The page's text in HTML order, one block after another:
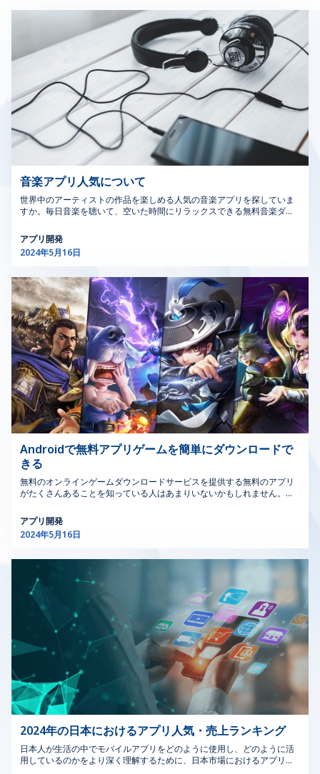
るために複雑さを減らすことに焦点を当てることが多いで
す。 一貫性：すべての要素にわたって一貫したデザイン
言語を維持することが重要です。組み込み用のシカゴのUI
デザインにおいて、この一貫性は、ユーザーがシームレス
な体験をすることを保証します。 フィードバックと反
応：ボタンの押下やフォームの送信など、ユーザーアクシ
ョンに対する即時のフィードバックが重要です。シカゴの
ユーザーは、反応性が高くインタラクティブなデザインを
期待しています。 アクセシビリティ：障害を持つユーザ
ーを含むすべてのユーザーがアクセスできるインターフェ
ースをデザインすることが、シカゴの包摂的なテクノロジ
ー環境ではますます重要です。 視覚的階層：良いUIデザ
インは、視覚的階層を使用してユーザーをコンテンツに導
きます。シカゴのデザイナーは、サイズ、色、レイアウト
を活用して主要な要素を強調し、ユーザーの旅をスムーズ
にします。 これらの原則をマスターすることで、UIデザ
インのスキルを向上させることができます。シカゴのUIデ
として進化する場合でも、これらの基本を適用すること
で、シカゴの競争の激しいテクノロジー分野で際立つユー
ザー体験を作成する手助けができます。 >>>詳しくはこち
ら：効果的な SaaS アウトソーシング開発のための 10 つ
の重要なヒント 2.シカゴのUIデザイナーの役割 シカゴの
UIデザイナーとして、ユーザーを引き付け、エンゲージさ
せるデジタル体験を形作る最前線に立っています。あなた
の役割は、単に美しい画面をデザインすることにとどまら
ず、さまざまなプラットフォームでのユーザーインタラク
ションを向上させる機能的で直感的なインターフェースを
作成することです。 この役割では、他のデザイン専門
家、開発者、ステークホルダーと密接に協力し、デザイン
がプロジェクトの目標とユーザーのニーズに合致するよう
にします。主要な責任には以下が含まれます。 デザイン
の作成：ウェブサイト、モバイルアプリ、その他のデジタ
ル製品のために、視覚的に魅力的でユーザーフレンドリー
なインターフェースを作成します。デザインはユーザーの
ニーズと地元の好みに合致し、シカゴのユニークな雰囲気
を反映する必要があります。 ユーザーリサーチ：ユーザ
ーの行動と好みを理解することは重要な役割を果たしま
す。リサーチを実施することで、シカゴの多様なユーザー
インできます。これにはフィードバックを収集し、実際の
ユーザーインタラクションに基づいてデザインを改善する
トマネージャー、および他のステークホルダーと密接に協
力することが最も重要です。シカゴのUIデザイナーとし
て、デザインビジョンを明確に伝え、それが機能的な製品
に効果的に変換されることを保証する必要があります。
プロトタイピングとテスト：プロトタイプを作成し、ユー
ザビリティテストを実施することが仕事の重要な部分で
す。これらの活動は、製品の最終リリース前にデザインの
問題を特定し解決するのに役立ち、スムーズなユーザー体
験を保証します。 最新情報の保持：シカゴのテクノロジ
ー環境は迅速に進化しています。組み込み用のシカゴのUI
デザインを含む最新のUIデザイントレンドを把握し続ける
ことが、分野での関連性と競争力を維持するために重要で
す。 地元の求人市場、特にシカゴのUIデザイナーの給与
を理解することで、キャリアパスをうまくナビゲートし、
現実的な目標を設定するのに役立ちます。これらの分野で
優れることで、スキルを高め、シカゴの活気あるテクノロ
ジーコミュニティに大きく貢献することができます。 3.組
ることを確認します。 プロセス安全性管理：プロセス安
全性管理ソフトウェアを通じて、業務変更に関連するリス
クを特定し、軽減します。 インシデント管理：多くの場
合、安全監査ソフトウェアによってサポートされます。
これらのプロセスを自動化し、整理することで、変更管理
MOCソフトウェアは、組織の安全性の向上、コンプライ
アンスの維持、業務効率の強化を支援します。石油・ガ
ス、製造業、その他のリスクの高い部門など、変更が重大
な影響を及ぼす可能性のある業界には不可欠です。 産業
変更管理ソフトウェアと業務変更管理ソフトウェアは、変
更を効果的に管理する能力をさらに強化し、手続き変更管
理システムとワークフロー変更管理ツールは、スムーズな
移行とコンプライアンスを保証します。 >>> もっと見
る：共同開発ソフトウェアの力：効率性と革新性の向上
2．変更管理ソフトウェアを使用する10つのメリット 変更
管理（MOC）ソフトウェアは、組織が業務内の変更を処
理する方法を大幅に強化するさまざまな利点を提供しま
で、MOCソフトウェアは変更管理プロセスを合理化し、
最適化するように設計されています。ここでは、この強力
な変更管理ソフトウェアを使用する利点のトップ10を詳
しく見ていきます。 2.1. コンプライアンス管理の強化
MOCソフトウェアは、すべての変更が関連規制および社
内ポリシーに準拠していることを保証します。コンプライ
アンス要件の追跡を自動化し、規制変更に関するリアルタ
イムの更新とアラートを提供します。この機能は、組織が
業界標準を満たし、高額な罰金を回避するのに役立つた
め、法規制コンプライアンス・ソフトウェアにとって不可
欠なツールとなっています。 2.2．安全管理の改善 安全プ
ロトコルを変更管理プロセスに直接統合するMOCソフト
ウェアは、実施前に潜在的な安全上の問題を特定し、対処
するのに役立ちます。安全に対するこの積極的なアプロー
チは、すべての変更が安全への影響を評価されるようにす
ることで、安全管理ソフトウェアを強化し、職場事故やイ
ンシデントのリスクを低減します。 2.3．合理化された変
更の影響分析 MOCソフトウェアは、提案された変更が既
存のプロセスやシステムに与える潜在的な影響を評価する
ための堅牢なツールを提供します。これには、変更が安全
性、コンプライアンス、業務効率に与える影響の評価も含
組織は十分な情報に基づいた意思決定を行い、変更が実行
される前に悪影響を軽減することができます。 2.4．効率
スクを特定、分析、優先順位付けすることで、リスク評価
への構造的なアプローチを促進します。変更管理のための
リスクアセスメントソフトウェアをサポートすることで、
組織は潜在的なリスクにプロアクティブに対処し、緩和戦
略を策定し、問題の拡大を防ぐことができます。 2.5．よ
り良い環境安全衛生（EHS）管理 MOCソフトウェアは、
EHSへの配慮を変更管理プロセスに統合し、変更が環境安
全衛生ソフトウェア規制に準拠していることを保証しま
す。環境・安全リスクをより効果的に管理し、持続可能な
慣行を促進し、従業員と環境の両方を保護します。 >>>も
っと見る：効果的なSaaSアウトソーシング開発のための
10の重要なヒント 2.6．効果的なハザード管理 ハザードの
特定、評価、管理のための機能を備えたMOCソフトウェ
アは、ハザード管理ソフトウェアをサポートします。これ
により、組織は徹底したハザード分析を実施し、管理策を
実施し、ハザード軽減戦略の効果を追跡することができ、
全体的な安全性を高め、事故の可能性を低減することがで
音楽アプリ人気について
世界中のアーティストの作品を楽しめる人気の音楽アプリを探していま
すか。毎日音楽を聴いて、空いた時間にリラックスできる無料音楽ダウ
本での音楽アプリ人気を以下の記事で調べましょう。 1.「Apple
Music」音楽アプリ Iphoneのおすすめ音楽アプリ のApple Music はス
マートフォンの音楽アプリのトップです。Apple Musicでは、ロスレス
オーディオや空間オーディオなど、高品質な音楽を楽しむことができま
す。 Apple Musicは、オンラインで音楽を聴いたり、オフラインで保存
したりできる楽曲アプリです。音楽を楽しんだり、ミュージックビデオ
や世界中でApple Musicのライブ放送を視聴することができます。音楽
業界のトップアーティストのほとんどがApple Musicに登録していま
す。 加えて、Apple Musicは多くの独占コンテンツや貴重なビデオも提
供しています。ユーザーは国際的なアーティストのインタビューを見る
ことができます。これは、音楽製品以外にもアーティストについてもっ
と知りたいユーザーにとって素晴らしい体験です。 Apple Musicは音質
にもこだわっていますので、その音楽アプリ人気は世界的に広がってい
ます。通常プランを利用すれば、プレミアムロスレス音質と驚きの
Dolby Atmos技術を体験できます。 Apple Musicは、高音質な音楽を個
人端末にダウンロードしたい方におすすめの有料音楽アプリです。 さら
に、Apple Musicの優れた特徴は、ユーザーが好きな曲を選び、それを
写真アルバムのBGMとして追加できることです。これらの曲はiPhoneの
大切な写真にお気に入りの曲を組み込めば、思い出がより際立つだろ
う。 >>> もっと見る: 高水準と創造的なモバイルアプリ開発 2.
「Amazon Music Unlimited」無料音楽アプリ Amazon Music
Unlimitedの音楽アプリ人気は非常に広く、日本のほとんどのユーザーが
このアプリから無料で音楽をダウンロードすることができます。
リです。ユーザーは無制限に無料で音楽を聴いたり、他のジャンルのコ
ンテンツを見たりすることができます。より多くの機能やプログラムを
楽しみたい場合は、プライム会員に登録することができます。 すでに人
楽サービスというAmazon Music HDが楽しめ、Spatial Audioのホログ
ラフィック効果で音楽を体験できます。電子書籍や動画に加え、多彩な
番組を追加料金なしで楽しみたいのであれば、Amazonのプライム会員
はおすすめです。 無料音楽配信サービスAmazon Music Unlimitedは、
コンテンツ配信プラットフォーム「Twitch」と連携してライブストリー
ミングが可能です。音楽と動画を同時に楽しむことができます。この楽
曲アプリで、エンターテインメント体験を最大限にお楽しみください。
運転中でも音楽を聴きたいですか。Amazon Music Unlimitedでは、音
楽をダウンロードして「カーモード」で聴くことを推奨しており、運転
中でも簡単にインターフェースを切り替えることができます。ユーザー
にとっては楽しい旅の相棒となるでしょう。 Primeパッケージを購入す
る前に、Amazon Music Unlimitedを30日間無料で試してサービスを体
験することができます。Spatial Audioのホログラフィック音楽体験のお
かげで、今日の音楽アプリ人気は高まっています。 3．「Spotify」音楽
アプリ人気 Spotifyは、世界中で愛されている人気のオンライン音楽アプ
リです。Spotifyを使えば、ユーザーは国際的な無料音楽を配信している
アーティストの何百万曲もの膨大な音楽ライブラリにアクセスし、楽し
むことができます。 Spotify曲アプリの特徴のひとつは、個人的なプレイ
アプリ開発
2024年5月16日
Androidで無料アプリゲームを簡単にダウンロードで
きる
無料のオンラインゲームダウンロードサービスを提供する無料のアプリ
がたくさんあることを知っている人はあまりいないかもしれません。お
い。 1. Android用のゲームをダウンロードするには無料のアプリをイン
ストールするか? Androidのオペレーティングシステムを使用している場
合は、CH Playアプリストアに慣れています。そこで、ニーズに応じた公
式アプリをダウンロードしてインストールすることができます。さら
に、サードパーティのソースからアプリをインストールすることもでき
ます。 しかし、多くの人が潜在的な危険について警告しています。で
は、実際のところ、Android用のゲームをダウンロードするには無料の
アプリをインストールしたほうが良いでしょうか? 非公式アプリをダウ
ンロードすることは、悪意のあるコードが取得されるリスクも伴い、ユ
ーザーの個人データやセキュリティに重大な損害を与える可能性があり
ます。 ただし、外部の無料のアプリダウンロードWebサイトには優れた
利点もあります。これが、ユーザーが必ずしもCH Playではなく、サード
パーティを通じて無料アプリをダウンロードできる理由です。 >>> もっ
と見る: 【2024最新版】無料人気のPS5sオンラインゲーム8選 2. 無料ゲ
ームダウンロードアプリをインストールする際のメリットとデメリット
外部の無料アプリケーションダウンロードWebサイトを使用すると、多
くの優れた利点がもたらされますが、もちろん、この無料インストール
方法にはいくつかのリスクも伴います。 メリット 以前は有料だったゲ
重なゲーム内キャラクターやアイテムを使ったゲームなど、さまざまな
ジャンルのゲームを体験できます。 特に対戦性の高いゲームやマルチプ
レイヤーモードにおいて、ゲームコミュニティから学ぶ機会がありま
す。 時間制限やプレイ回数を気にすることなく、楽しめ、リラックスで
アプリ開発
2024年5月16日
2024年の日本におけるアプリ人気・売上ランキング
日本人が生活の中でモバイルアプリをどのように使用し、どのように活
用しているのかをより深く理解するために、日本市場におけるアプリの